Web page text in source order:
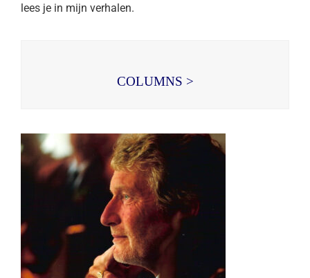
lees je in mijn verhalen.
COLUMNS >